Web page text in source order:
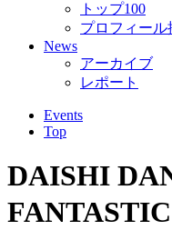
トップ100
プロフィール
News
アーカイブ
レポート
Events
Top
DAISHI